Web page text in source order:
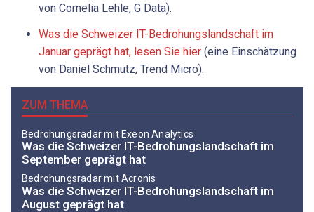
von Cornelia Lehle, G Data).
Was die Schweizer IT-Bedrohungslandschaft im
Januar geprägt hat, lesen Sie hier (eine Einschätzung
von Daniel Schmutz, Trend Micro).
ZUM THEMA
Bedrohungsradar mit Exeon Analytics
Was die Schweizer IT-Bedrohungslandschaft im
September geprägt hat
Bedrohungsradar mit Acronis
Was die Schweizer IT-Bedrohungslandschaft im
August geprägt hat